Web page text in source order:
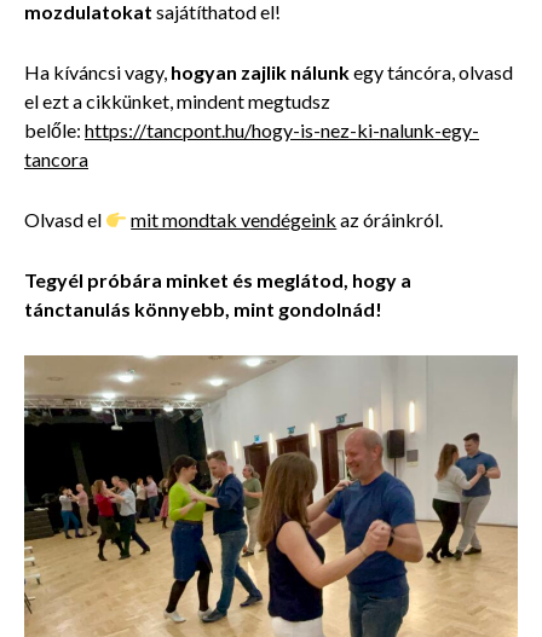
mozdulatokat sajátíthatod el!
Ha kíváncsi vagy, hogyan zajlik nálunkegy táncóra, olvasd
el ezt a cikkünket, mindent megtudsz
belőle: https://tancpont.hu/hogy-is-nez-ki-nalunk-egy-
tancora
Olvasd el mit mondtak vendégeink az óráinkról.
Tegyél próbára minket és meglátod, hogy a
tánctanulás könnyebb, mint gondolnád!